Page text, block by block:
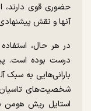
حضوری قوی دارند،
آنها و نقش
درست بوده است.
بارانی‌هایی به سبک
شخصیت‌های تاسیان
استایل ریش هومن